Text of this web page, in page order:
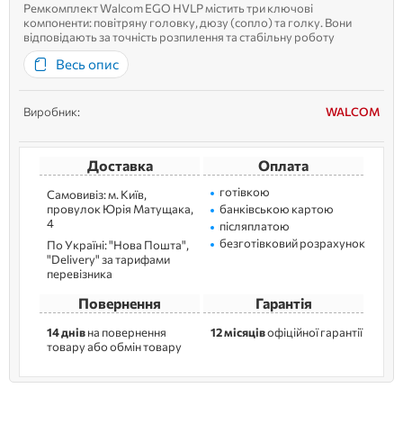
Ремкомплект Walcom EGO HVLP містить три ключові
компоненти: повітряну головку, дюзу (сопло) та голку. Вони
відповідають за точність розпилення та стабільну роботу
інструмента. Чому варто замінювати зношені деталі?З часом і при
активному використанні фарбопульта ці елементи зношуються,
що може призв...
Весь опис
Виробник: WALCOM
Доставка
Самовивіз: м. Kиїв,
провулок Юрія Матущака,
4
По Україні: "Нова Пошта",
"Delivery" за тарифами
перевізника
Оплата
готівкою
банківською картою
післяплатою
безготівковий розрахунок
Повернення
14 днівна повернення
товару або обмін товару
Гарантія
12 місяцівофіційної гарантії